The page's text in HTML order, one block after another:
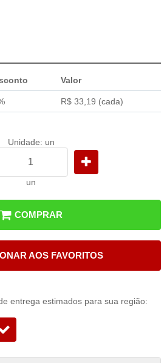
Valor
R$ 33,19 (cada)
Unidade: un
un
COMPRAR
AOS FAVORITOS
entrega estimados para sua região: